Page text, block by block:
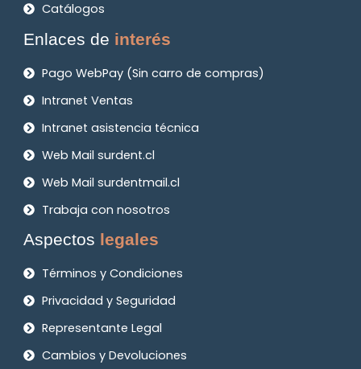
Catálogos
Enlaces de interés
Pago WebPay (Sin carro de compras)
Intranet Ventas
Intranet asistencia técnica
Web Mail surdent.cl
Web Mail surdentmail.cl
Trabaja con nosotros
Aspectos legales
Términos y Condiciones
Privacidad y Seguridad
Representante Legal
Cambios y Devoluciones